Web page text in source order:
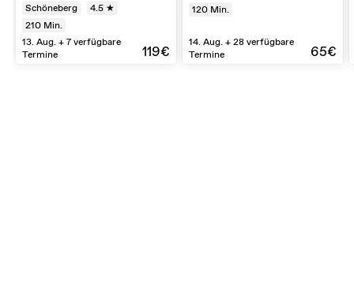
Schöneberg
4.5 ★
210 Min.
13. Aug. + 7 verfügbare
Termine
119€
120 Min.
14. Aug. + 28 verfügbare
Termine
65€